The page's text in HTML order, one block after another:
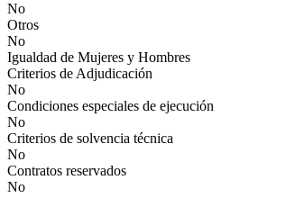
No
Otros
No
Igualdad de Mujeres y Hombres
Criterios de Adjudicación
No
Condiciones especiales de ejecución
No
Criterios de solvencia técnica
No
Contratos reservados
No